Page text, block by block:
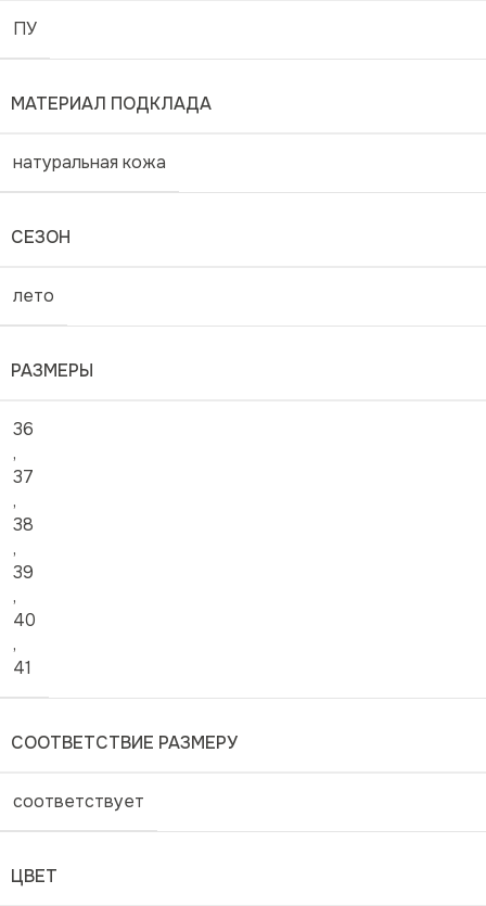
ПУ
МАТЕРИАЛ ПОДКЛАДА
натуральная кожа
СЕЗОН
лето
РАЗМЕРЫ
36
,
37
,
38
,
39
,
40
,
41
СООТВЕТСТВИЕ РАЗМЕРУ
соответствует
ЦВЕТ